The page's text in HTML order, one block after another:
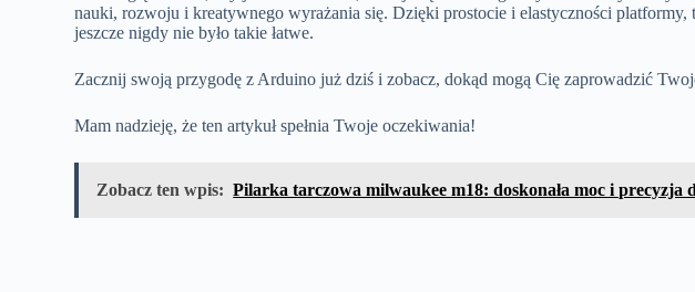
nauki, rozwoju i kreatywnego wyrażania się. Dzięki prostocie i elastyczności
jeszcze nigdy nie było takie łatwe.
Zacznij swoją przygodę z Arduino już dziś i zobacz, dokąd mogą Cię zaprowadzić
Mam nadzieję, że ten artykuł spełnia Twoje oczekiwania!
Zobacz ten wpis: Pilarka tarczowa milwaukee m18: doskonała moc i precyzja